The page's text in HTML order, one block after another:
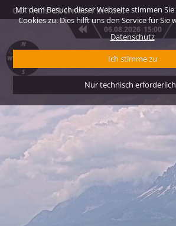
Mit dem Besuch dieser Webseite stimmen
Cookies zu. Dies hilft uns den Service für Sie
Datenschutz
Ich stimme zu
Nur technisch
Jumpline
Frisch gebaut, flowig wie nie und mit massig
Airtime wartet die neue Jumpline!
SP Bikestadl
Bikeshop & Reperatur Service
Kleines Schaf
OD Trails Oberndorf in Tirol
06.08.2026 15:00